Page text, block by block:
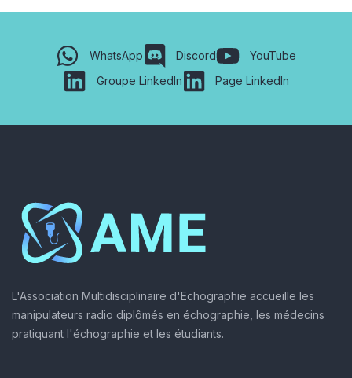
WhatsApp Discord
YouTube
Groupe LinkedIn
Page LinkedIn
L'Association Multidisciplinaire d'Echographie accueille les
manipulateurs radio diplômés en échographie, les médecins
pratiquant l'échographie et les étudiants.